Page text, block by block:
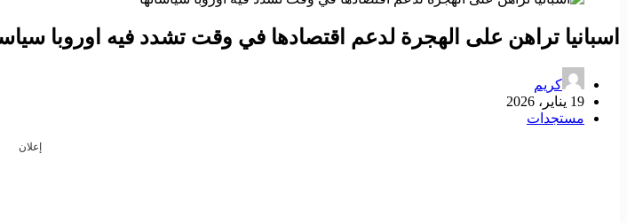
اسبانيا تراهن على الهجرة لدعم اقتصادها في وقت تشدد فيه اوروبا
كريم
19 يناير، 2026
مستجدات
إعلان